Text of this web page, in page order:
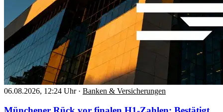
06.08.2026, 12:24 Uhr · Banken & Versicherungen